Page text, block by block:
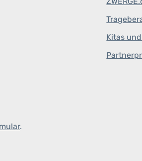
.
Kitas